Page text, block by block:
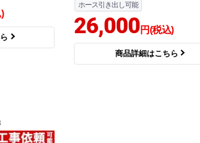
ホース引き出し可能
26,000円(税込)
商品詳細はこちら